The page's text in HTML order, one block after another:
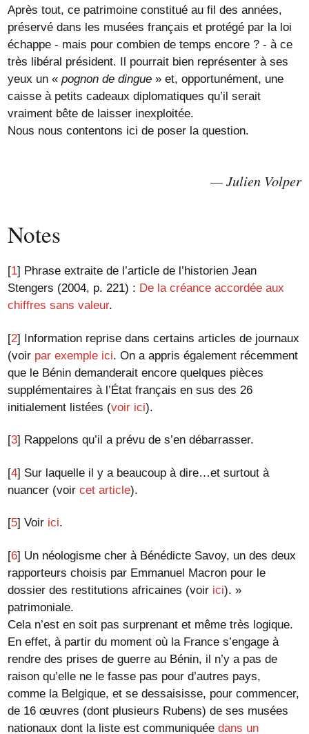
Après tout, ce patrimoine constitué au fil des années,
préservé dans les musées français et protégé par la loi
échappe - mais pour combien de temps encore ? - à ce
très libéral président. Il pourrait bien représenter à ses
yeux un «pognon de dingue » et, opportunément, une
caisse à petits cadeaux diplomatiques qu’il serait
vraiment bête de laisser inexploitée.
Nous nous contentons ici de poser la question.
Julien Volper
Notes
[1] Phrase extraite de l’article de l’historien Jean
Stengers (2004, p. 221) : De la créance accordée aux
chiffres sans valeur.
[2] Information reprise dans certains articles de journaux
(voir par exemple ici. On a appris également récemment
que le Bénin demanderait encore quelques pièces
supplémentaires à l’État français en sus des 26
initialement listées (voir ici).
[3] Rappelons qu’il a prévu de s’en débarrasser.
[4] Sur laquelle il y a beaucoup à dire…et surtout à
nuancer (voircet article).
[5]Voir ici.
[6] Un néologisme cher à Bénédicte Savoy, un des deux
rapporteurs choisis par Emmanuel Macron pour le
dossier des restitutions africaines (voir ici). »
patrimoniale.
Cela n’est en soit pas surprenant et même très logique.
En effet, à partir du moment où la France s’engage à
rendre des prises de guerre au Bénin, il n’y a pas de
raison qu’elle ne le fasse pas pour d’autres pays,
comme la Belgique, et se dessaisisse, pour commencer,
de 16 œuvres (dont plusieurs Rubens) de ses musées
nationaux dont la liste est communiquéedans un